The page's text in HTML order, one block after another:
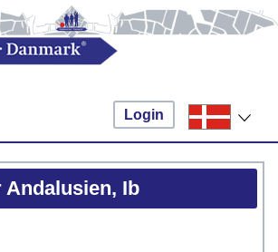
Login
Andalusien, Ib